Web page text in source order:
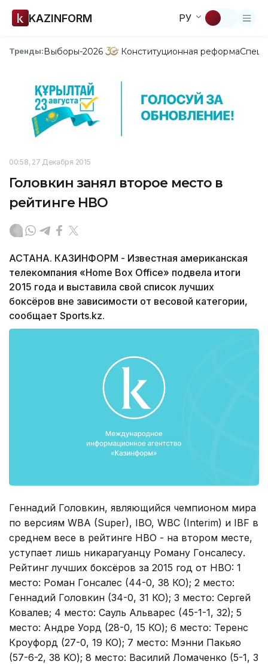
KAZINFORM РУ
Тренды:Выборы-2026 Конституционная реформа
00:58, 27 Декабря 2015
Головкин занял второе место в
рейтинге НВО
АСТАНА. КАЗИНФОРМ - Известная американская
телекомпания «Home Box Office» подвела итоги
2015 года и выставила свой список лучших
боксёров вне зависимости от весовой категории,
сообщает Sports.kz.
Геннадий Головкин, являющийся чемпионом мира
по версиям WBA (Super), IBO, WBC (Interim) и IBF в
среднем весе в рейтинге НВО - на втором месте,
уступает лишь никарагуанцу Роману Гонсалесу.
Рейтинг лучших боксёров за 2015 год от HBO: 1
место: Роман Гонсалес (44-0, 38 КО); 2 место:
Геннадий Головкин (34-0, 31 КО); 3 место: Сергей
Ковалев; 4 место: Сауль Альварес (45-1-1, 32); 5
место: Андре Уорд (28-0, 15 КО); 6 место: Теренс
Кроуфорд (27-0, 19 КО); 7 место: Мэнни Пакьяо
(57-6-2, 38 KO); 8 место: Василий Ломаченко (5-1, 3